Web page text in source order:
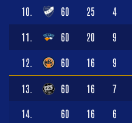
10. 60 25 4
11. 60 20 9
12. 60 16 9
13. 60 16 7
14. 60 16 6